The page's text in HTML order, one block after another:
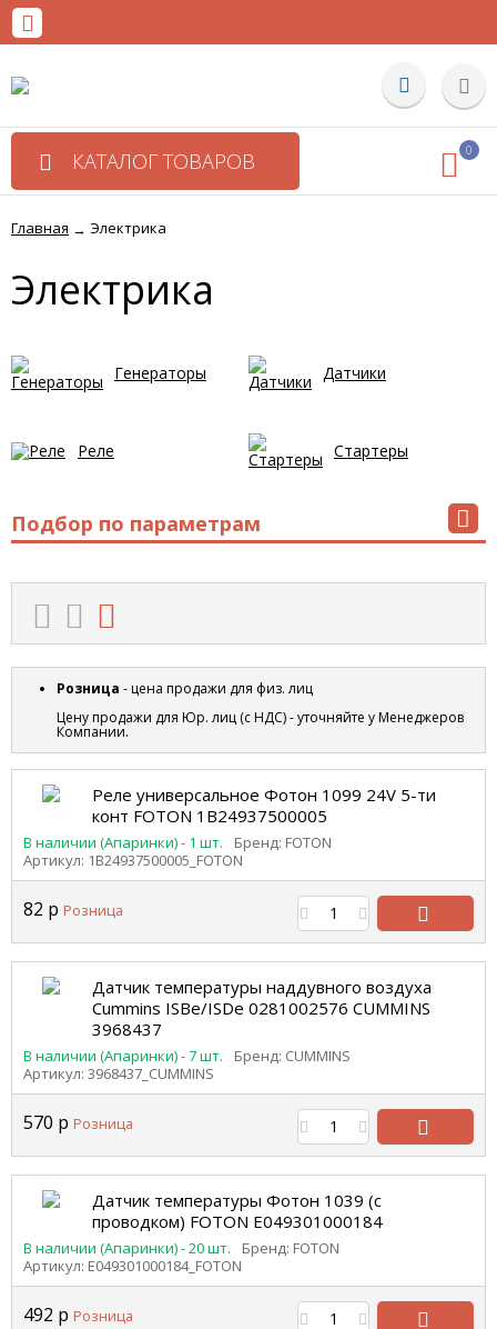
КАТАЛОГ ТОВАРОВ 0
Главная → Электрика
Электрика
Генераторы Датчики
Реле Стартеры
Подбор по параметрам
Розница - цена продажи для физ. лиц
Цену продажи для Юр. лиц (с НДС) - уточняйте у Менеджеров
Компании.
Реле универсальное Фотон 1099 24V 5-ти
конт FOTON 1В24937500005
В наличии (Апаринки) - 1 шт.
Бренд: FOTON
Артикул: 1В24937500005_FOTON
82 р Розница
В
корзину
Датчик температуры наддувного воздуха
Cummins ISBe/ISDe 0281002576 CUMMINS
3968437
В наличии (Апаринки) - 7 шт.
Бренд: CUMMINS
Артикул: 3968437_CUMMINS
570 р Розница
В
Датчик температуры Фотон 1039 (с
проводком) FOTON Е049301000184
В наличии (Апаринки) - 20 шт.
Бренд: FOTON
Артикул: Е049301000184_FOTON
492 р Розница